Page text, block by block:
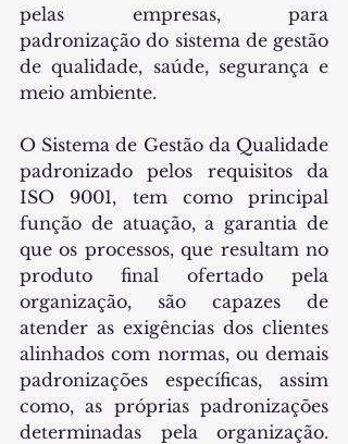
pelas empresas, para
padronização do sistema de gestão
de qualidade, saúde, segurança e
meio ambiente.
O Sistema de Gestão da Qualidade
padronizado pelos requisitos da
ISO 9001, tem como principal
função de atuação, a garantia de
que os processos, que resultam no
produto final ofertado pela
organização, são capazes de
atender as exigências dos clientes
alinhados com normas, ou demais
padronizações específicas, assim
como, as próprias padronizações
determinadas pela organização.